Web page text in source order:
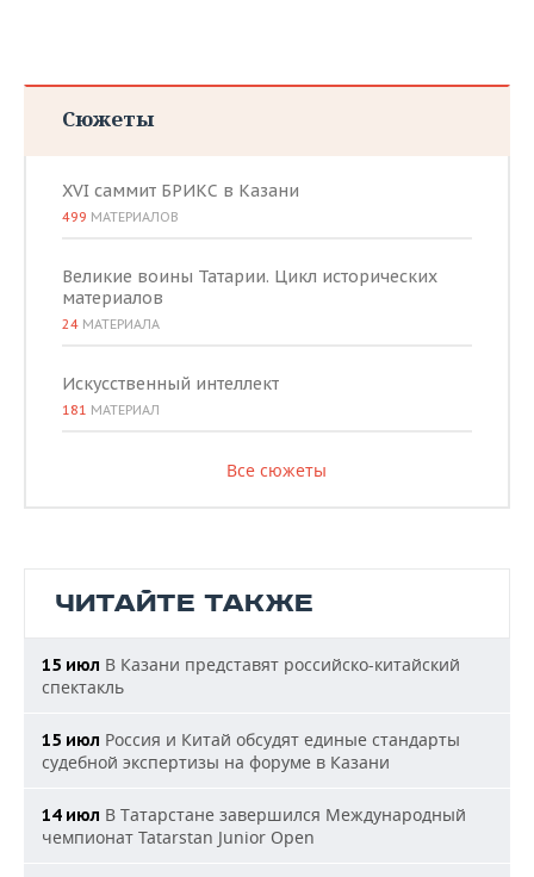
Сюжеты
XVI саммит БРИКС в Казани
499 МАТЕРИАЛОВ
Великие воины Татарии. Цикл исторических
материалов
24 МАТЕРИАЛА
Искусственный интеллект
181 МАТЕРИАЛ
Все сюжеты
ЧИТАЙТЕ ТАКЖЕ
15 июл В Казани представят российско-китайский
спектакль
15 июл Россия и Китай обсудят единые стандарты
судебной экспертизы на форуме в Казани
14 июл В Татарстане завершился Международный
чемпионат Tatarstan Junior Open